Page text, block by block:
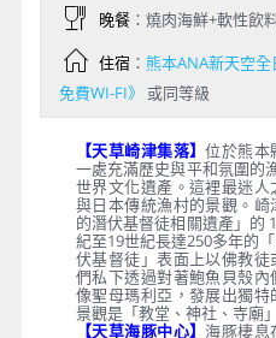
晚餐：燒肉海鮮+軟性飲
住宿： 熊本ANA新天空
免費WI-FI》
或同等級
【天草崎津集落】位於熊本
一處充滿歷史與平和氛圍的
世界文化遺產。這裡最迷
與日本傳統漁村的景觀。
的潛伏基督徒相關遺產」的
紀至19世紀長達250多年的
伏基督徒」表面上以佛教
們私下透過對著鮑魚貝殼
像聖母瑪利亞，發展出獨
景觀是「教堂、神社、寺廟
【天草海豚中心】 海豚棲息